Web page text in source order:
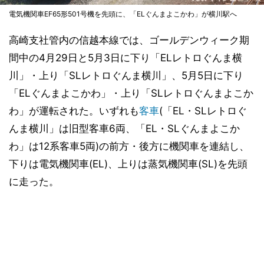
電気機関車EF65形501号機を先頭に、「ELぐんまよこかわ」が横川駅へ
高崎支社管内の信越本線では、ゴールデンウィーク期
間中の4月29日と5月3日に下り「ELレトロぐんま横
川」・上り「SLレトロぐんま横川」、5月5日に下り
「ELぐんまよこかわ」・上り「SLレトロぐんまよこか
わ」が運転された。いずれも客車(「EL・SLレトロぐ
んま横川」は旧型客車6両、「EL・SLぐんまよこか
わ」は12系客車5両)の前方・後方に機関車を連結し、
下りは電気機関車(EL)、上りは蒸気機関車(SL)を先頭
に走った。